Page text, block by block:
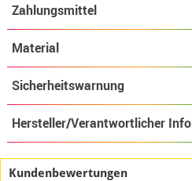
Zahlungsmittel
Material
Sicherheitswarnung
Hersteller/Verantwortlicher Info
Kundenbewertungen